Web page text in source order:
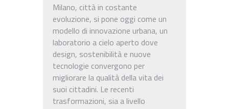
Milano, città in costante
evoluzione, si pone oggi come un
modello di innovazione urbana, un
laboratorio a cielo aperto dove
design, sostenibilità e nuove
tecnologie convergono per
migliorare la qualità della vita dei
suoi cittadini. Le recenti
trasformazioni, sia a livello